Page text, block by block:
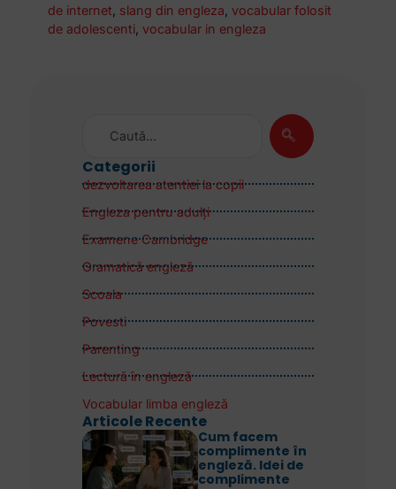
de internet, slang din engleza,vocabular folosit
de adolescenti,vocabular in engleza
Categorii
dezvoltarea atentiei la copii
Engleza pentru adulţi
Examene Cambridge
Gramatică engleză
Scoala
Povesti
Parenting
Lectură în engleză
Vocabular limba engleză
Articole Recente
Cum facem
complimente în
engleză. Idei de
complimente